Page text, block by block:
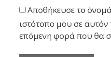
Αποθήκευσε το
ιστότοπο μου σε αυτόν
επόμενη φορά που θα